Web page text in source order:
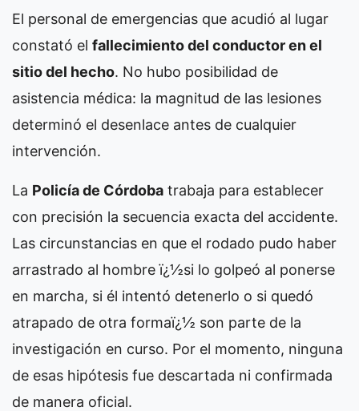
El personal de emergencias que acudió al lugar
constató el fallecimiento del conductor en el
sitio del hecho. No hubo posibilidad de
asistencia médica: la magnitud de las lesiones
determinó el desenlace antes de cualquier
intervención.
La Policía de Córdoba trabaja para establecer
con precisión la secuencia exacta del accidente.
Las circunstancias en que el rodado pudo haber
arrastrado al hombre ï¿½si lo golpeó al ponerse
en marcha, si él intentó detenerlo o si quedó
atrapado de otra formaï¿½ son parte de la
investigación en curso. Por el momento, ninguna
de esas hipótesis fue descartada ni confirmada
de manera oficial.